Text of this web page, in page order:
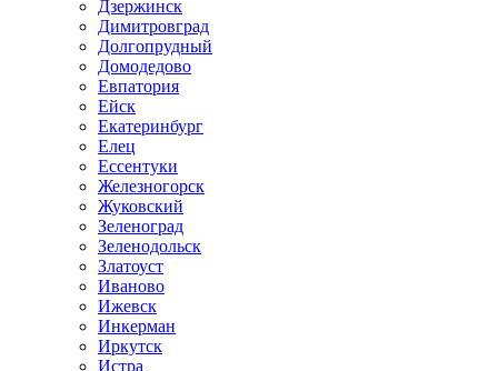
Дзержинск
Димитровград
Долгопрудный
Домодедово
Евпатория
Ейск
Екатеринбург
Елец
Ессентуки
Железногорск
Жуковский
Зеленоград
Зеленодольск
Златоуст
Иваново
Ижевск
Инкерман
Иркутск
Истра